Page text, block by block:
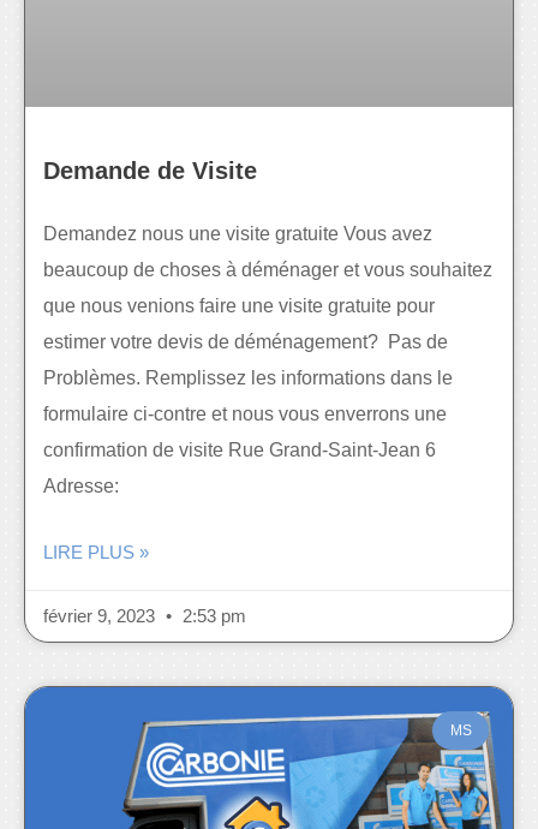
Demande de Visite
Demandez nous une visite gratuite Vous avez
beaucoup de choses à déménager et vous souhaitez
que nous venions faire une visite gratuite pour
estimer votre devis de déménagement? Pas de
Problèmes. Remplissez les informations dans le
formulaire ci-contre et nous vous enverrons une
confirmation de visite Rue Grand-Saint-Jean 6
Adresse:
LIRE PLUS »
février 9, 2023 2:53 pm
MS